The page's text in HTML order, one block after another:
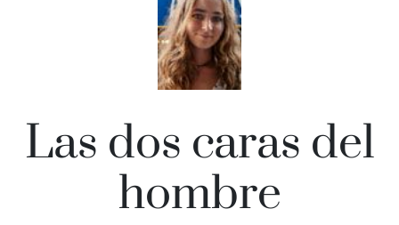
Las dos caras del
hombre